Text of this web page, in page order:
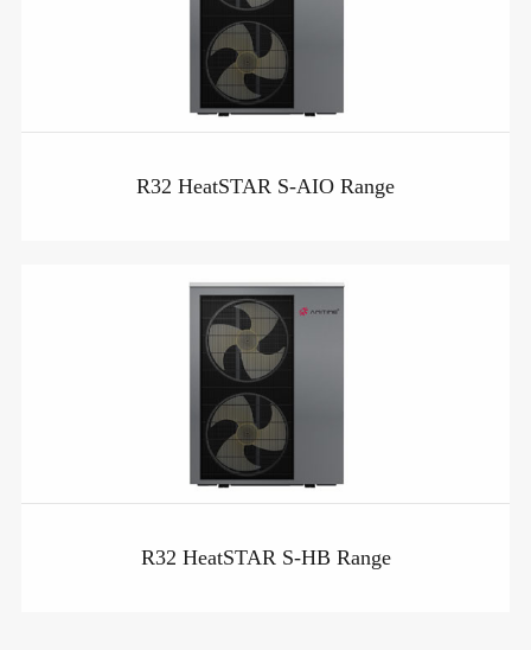
R32 HeatSTAR S-AIO Range
R32 HeatSTAR S-HB Range